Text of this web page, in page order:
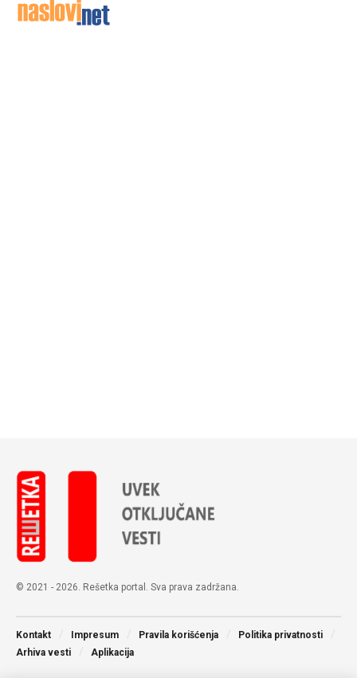
© 2021 - 2026. Rešetka portal. Sva prava zadržana.
Kontakt Impresum Pravila korišćenja
Politika privatnosti
Arhiva vesti
Aplikacija